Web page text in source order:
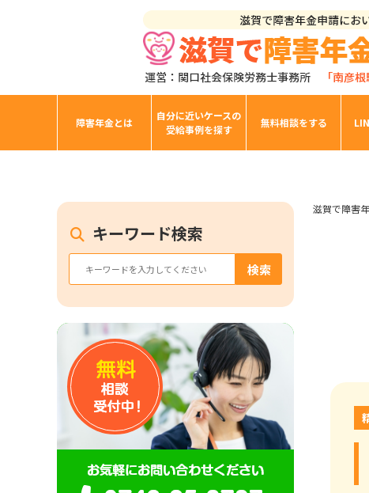
障害年金とは
自分に近いケースの
受給事例を探す
無料相談をする
滋賀で障害
キーワード検索
検索